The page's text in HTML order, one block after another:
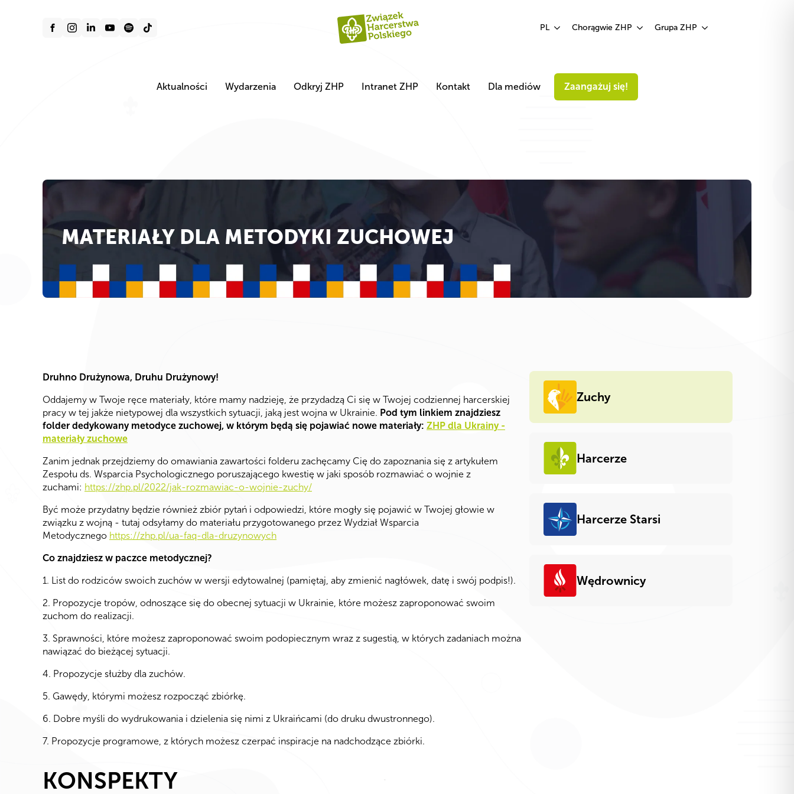
PL Chorągwie ZHP Grupa ZHP
Aktualności Wydarzenia Odkryj ZHP Intranet ZHP Kontakt Dla mediów Zaangażuj się!
MATERIAŁY DLA METODYKI ZUCHOWEJ
Druhno Drużynowa, Druhu Drużynowy!
Oddajemy w Twoje ręce materiały, które mamy nadzieję, że przydadzą Ci się w Twojej codziennej harcerskiej
pracy w tej jakże nietypowej dla wszystkich sytuacji, jaką jest wojna w Ukrainie. Pod tym linkiem znajdziesz
folder dedykowany metodyce zuchowej, w którym będą się pojawiać nowe materiały: ZHP dla Ukrainy -
materiały zuchowe
Zanim jednak przejdziemy do omawiania zawartości folderu zachęcamy Cię do zapoznania się z artykułem
Zespołu ds. Wsparcia Psychologicznego poruszającego kwestię w jaki sposób rozmawiać o wojnie z
zuchami: https://zhp.pl/2022/jak-rozmawiac-o-wojnie-zuchy/
Być może przydatny będzie również zbiór pytań i odpowiedzi, które mogły się pojawić w Twojej głowie w
związku z wojną - tutaj odsyłamy do materiału przygotowanego przez Wydział Wsparcia
Metodycznego https://zhp.pl/ua-faq-dla-druzynowych
Co znajdziesz w paczce metodycznej?
1. List do rodziców swoich zuchów w wersji edytowalnej (pamiętaj, aby zmienić nagłówek, datę i swój podpis!).
2. Propozycje tropów, odnoszące się do obecnej sytuacji w Ukrainie, które możesz zaproponować swoim
zuchom do realizacji.
3. Sprawności, które możesz zaproponować swoim podopiecznym wraz z sugestią, w których zadaniach można
nawiązać do bieżącej sytuacji.
4. Propozycje służby dla zuchów.
5. Gawędy, którymi możesz rozpocząć zbiórkę.
6. Dobre myśli do wydrukowania i dzielenia się nimi z Ukraińcami (do druku dwustronnego).
7. Propozycje programowe, z których możesz czerpać inspiracje na nadchodzące zbiórki.
KONSPEKTY
Zuchy
Harcerze
Harcerze Starsi
Wędrownicy